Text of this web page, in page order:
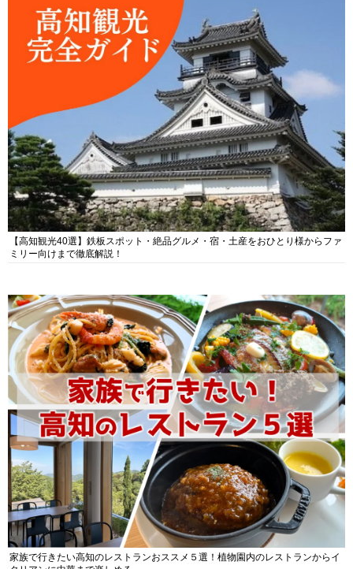
【高知観光40選】鉄板スポット・絶品グルメ・宿・土産をおひとり様からファ
ミリー向けまで徹底解説！
家族で行きたい高知のレストランおススメ５選！植物園内のレストランからイ